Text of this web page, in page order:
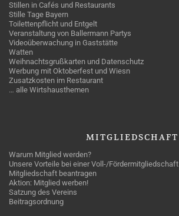
Stillen in Cafés und Restaurants
Stille Tage Bayern
Toilettenpflicht und Entgelt
Veranstaltung von Ballermann Partys
Videoüberwachung in Gaststätte
Watten
Weihnachtsgrußkarten und Datenschutz
Werbung mit Oktoberfest und Wiesn
Zusatzkosten im Restaurant
… alle Wirtshausthemen
MITGLIEDSCHAFT
Warum Mitglied werden?
Unsere Vorteile bei einer Voll-/Fördermitgliedschaft
Mitgliedschaft beantragen
Aktion: Mitglied werben!
Satzung des Vereins
Beitragsordnung